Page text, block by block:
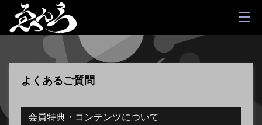
よくあるご質問
会員特典・コンテンツについて